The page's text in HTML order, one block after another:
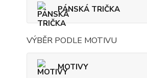
PÁNSKÁ TRIČKA
VÝBĚR PODLE MOTIVU
MOTIVY